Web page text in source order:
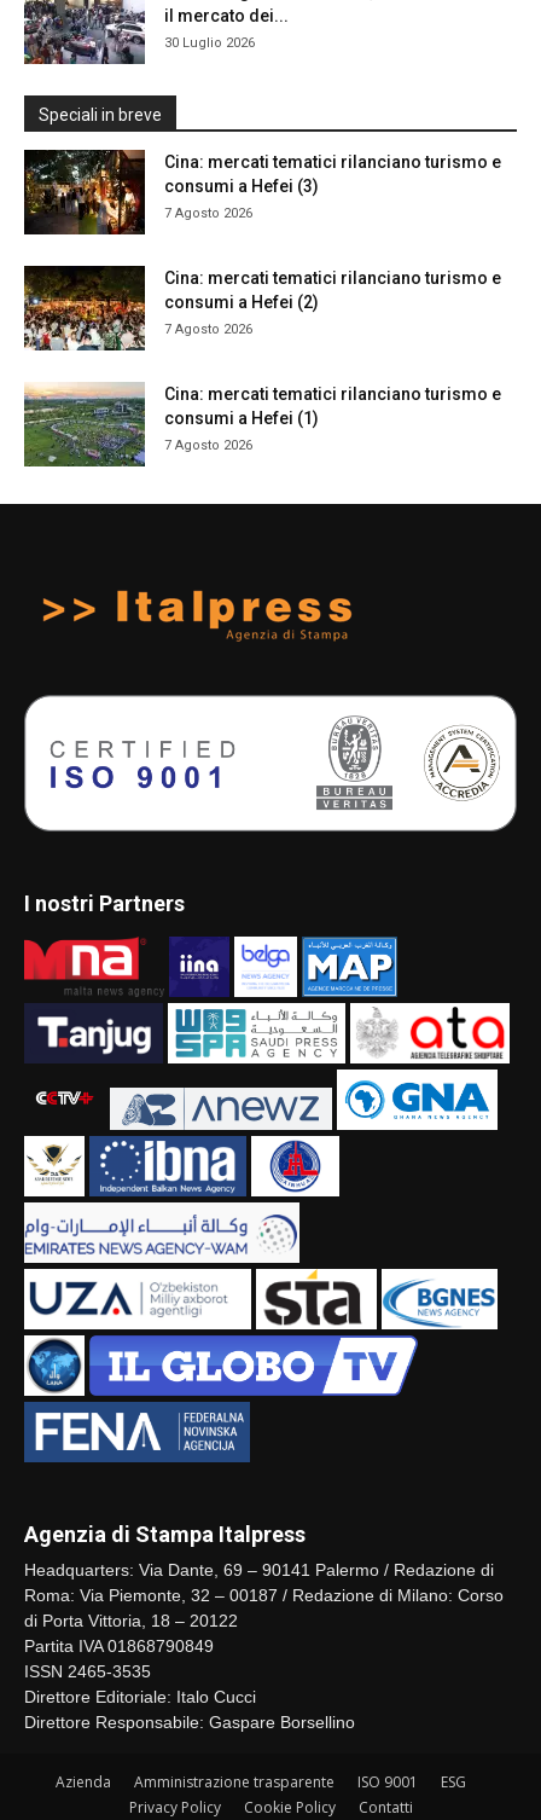
il mercato dei...
30 Luglio 2026
Speciali in breve
Cina: mercati tematici rilanciano turismo e
consumi a Hefei (3)
7 Agosto 2026
Cina: mercati tematici rilanciano turismo e
consumi a Hefei (2)
7 Agosto 2026
Cina: mercati tematici rilanciano turismo e
consumi a Hefei (1)
7 Agosto 2026
I nostri Partners
Agenzia di Stampa Italpress
Headquarters: Via Dante, 69 – 90141 Palermo / Redazione di
Roma: Via Piemonte, 32 – 00187 / Redazione di Milano: Corso
di Porta Vittoria, 18 – 20122
Partita IVA 01868790849
ISSN 2465-3535
Direttore Editoriale: Italo Cucci
Direttore Responsabile: Gaspare Borsellino
Azienda Amministrazione trasparente ISO 9001
ESG
Privacy Policy
Cookie Policy Contatti